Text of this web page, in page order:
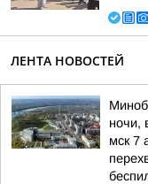
ЛЕНТА НОВОСТЕЙ
ночи,
мск 7